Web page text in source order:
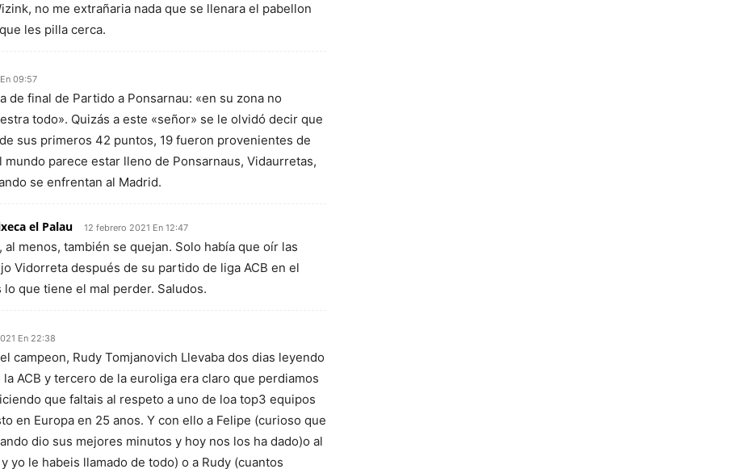
no me extrañaria nada que se llenara el pabellon
les pilla cerca.
09:57
de final de Partido a Ponsarnau: «en su zona no
todo». Quizás a este «señor» se le olvidó decir que
sus primeros 42 puntos, 19 fueron provenientes de
parece estar lleno de Ponsarnaus, Vidaurretas,
se enfrentan al Madrid.
el Palau 12 febrero 2021 En 12:47
al menos, también se quejan. Solo había que oír las
Vidorreta después de su partido de liga ACB en el
lo que tiene el mal perder. Saludos.
En 22:38
campeon, Rudy Tomjanovich Llevaba dos dias leyendo
ACB y tercero de la euroliga era claro que perdiamos
que faltais al respeto a uno de loa top3 equipos
en Europa en 25 anos. Y con ello a Felipe (curioso que
dio sus mejores minutos y hoy nos los ha dado)o al
yo le habeis llamado de todo) o a Rudy (cuantos